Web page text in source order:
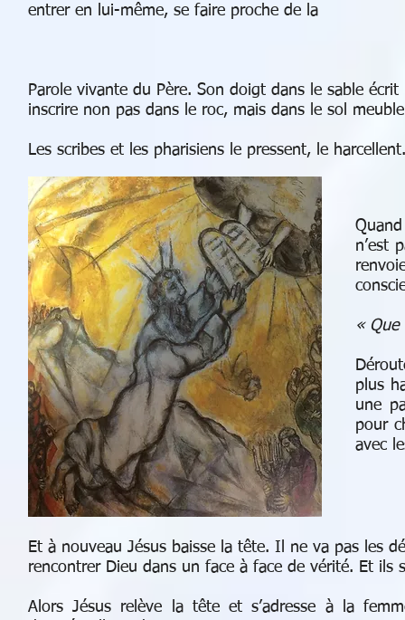
entrer en lui-même, se faire proche de la
Parole vivante du Père. Son doigt dans le sable
inscrire non pas dans le roc, mais dans le sol
Les scribes et les pharisiens le pressent, le harcellent.
n’est
« Que
plus
une
pour
avec
Et à nouveau Jésus baisse la tête. Il ne va pas les
rencontrer Dieu dans un face à face de vérité. Et
Alors Jésus relève la tête et s’adresse à la